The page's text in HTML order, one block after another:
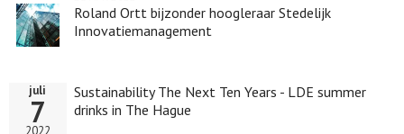
Roland Ortt bijzonder hoogleraar Stedelijk
Innovatiemanagement
Sustainability The Next Ten Years - LDE summer
drinks in The Hague
juli
7
2022